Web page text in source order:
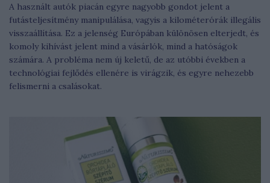
A használt autók piacán egyre nagyobb gondot jelent a
futásteljesítmény manipulálása, vagyis a kilométerórák illegális
visszaállítása. Ez a jelenség Európában különösen elterjedt, és
komoly kihívást jelent mind a vásárlók, mind a hatóságok
számára. A probléma nem új keletű, de az utóbbi években a
technológiai fejlődés ellenére is virágzik, és egyre nehezebb
felismerni a csalásokat.